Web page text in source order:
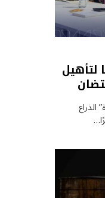
لتأهيل
الذراع